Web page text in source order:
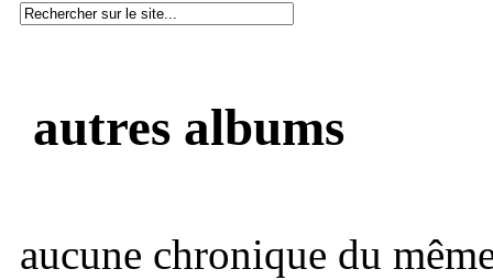
autres albums
aucune chronique du